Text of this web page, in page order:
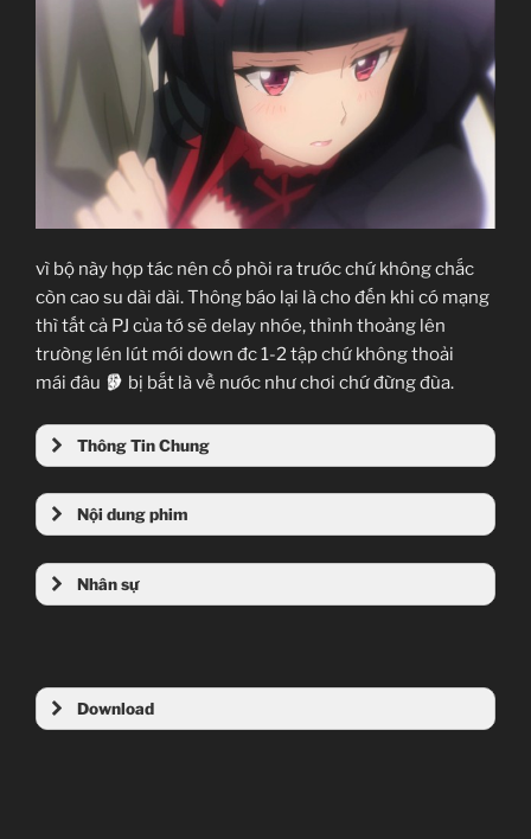
vì bộ này hợp tác nên cố phòi ra trước chứ không chắc
còn cao su dài dài. Thông báo lại là cho đến khi có mạng
thì tất cả PJ của tớ sẽ delay nhóe, thỉnh thoảng lên
trường lén lút mới down đc 1-2 tập chứ không thoải
mái đâu
bị bắt là về nước như chơi chứ đừng đùa.
Thông Tin Chung
Nội dung phim
Nhân sự
Download